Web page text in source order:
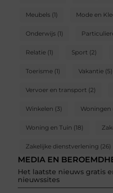
Meubels(1) Mode en
Onderwijs(1)
Relatie(1) Sport (2)
Toerisme(1) Vakantie(5)
Vervoer en transport (2)
Winkelen (3) Woningen
Woning en Tuin (18)
Zakelijke dienstverlening (26)
MEDIA EN
Het laatste nieuws gratis
nieuwssites